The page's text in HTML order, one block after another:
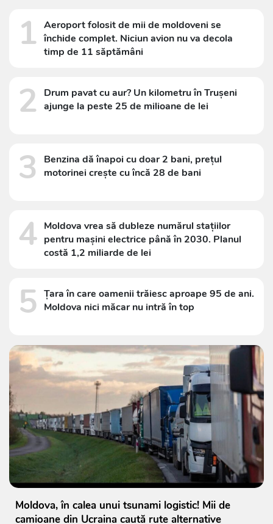
1 Aeroport folosit de mii de moldoveni se
închide complet. Niciun avion nu va decola
timp de 11 săptămâni
2
Drum pavat cu aur? Un kilometru în Trușeni
ajunge la peste 25 de milioane de lei
3
Benzina dă înapoi cu doar 2 bani, prețul
motorinei crește cu încă 28 de bani
4 Moldova vrea să dubleze numărul stațiilor
pentru mașini electrice până în 2030. Planul
costă 1,2 miliarde de lei
5 Țara în care oamenii trăiesc aproape 95 de ani.
Moldova nici măcar nu intră în top
Moldova, în calea unui tsunami logistic! Mii de
camioane din Ucraina caută rute alternative